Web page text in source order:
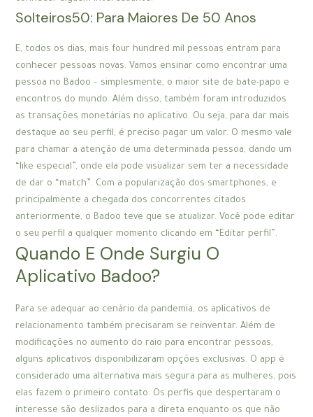
Solteiros50: Para Maiores De 50 Anos
E, todos os dias, mais four hundred mil pessoas entram para
conhecer pessoas novas. Vamos ensinar como encontrar uma
pessoa no Badoo – simplesmente, o maior site de bate-papo e
encontros do mundo. Além disso, também foram introduzidos
as transações monetárias no aplicativo. Ou seja, para dar mais
destaque ao seu perfil, é preciso pagar um valor. O mesmo vale
para chamar a atenção de uma determinada pessoa, dando um
“like especial”, onde ela pode visualizar sem ter a necessidade
de dar o “match”. Com a popularização dos smartphones, e
principalmente a chegada dos concorrentes citados
anteriormente, o Badoo teve que se atualizar. Você pode editar
o seu perfil a qualquer momento clicando em “Editar perfil”.
Quando E Onde Surgiu O
Aplicativo Badoo?
Para se adequar ao cenário da pandemia, os aplicativos de
relacionamento também precisaram se reinventar. Além de
modificações no aumento do raio para encontrar pessoas,
alguns aplicativos disponibilizaram opções exclusivas. O app é
considerado uma alternativa mais segura para as mulheres, pois
elas fazem o primeiro contato. Os perfis que despertaram o
interesse são deslizados para a direta enquanto os que não